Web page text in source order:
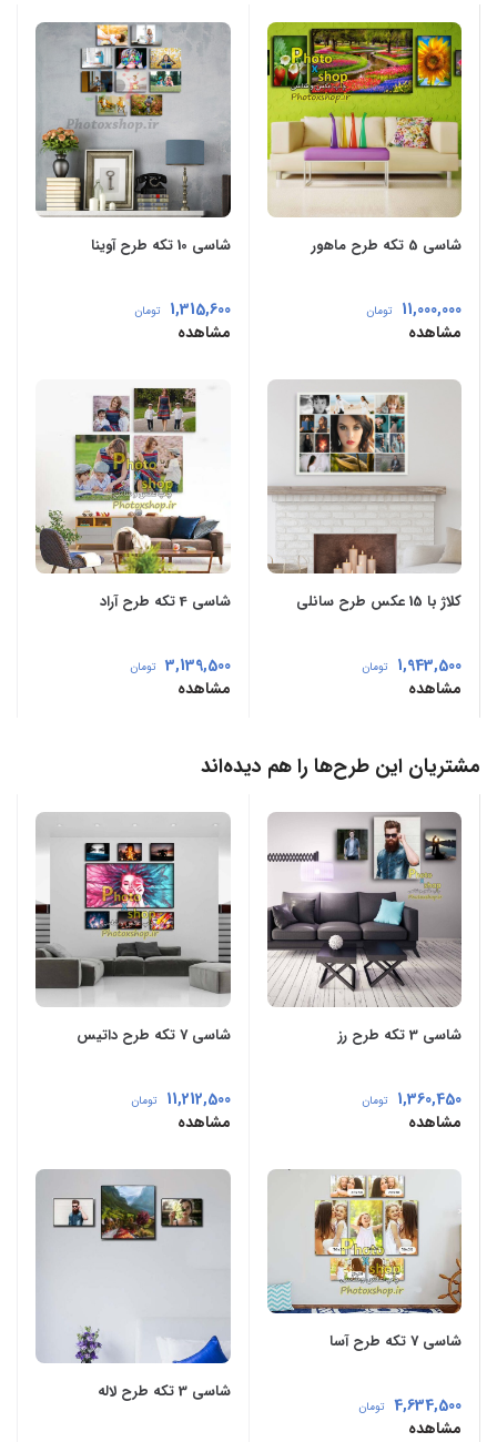
شاسی 5 تکه طرح ماهور
11,000,000 تومان
مشاهده
شاسی 10 تکه طرح آوینا
1,315,600 تومان
مشاهده
کلاژ با 15 عکس طرح سانلی
1,943,500 تومان
مشاهده
شاسی 4 تکه طرح آراد
3,139,500 تومان
مشاهده
مشتریان این طرح‌ها را هم دیده‌اند
شاسی 3 تکه طرح رز
1,360,450 تومان
مشاهده
شاسی 7 تکه طرح داتیس
11,212,500 تومان
مشاهده
شاسی 7 تکه طرح آسا
4,634,500 تومان
مشاهده
شاسی 3 تکه طرح لاله